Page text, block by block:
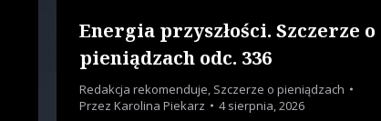
Energia przyszłości. Szczerze o
pieniądzach odc. 336
Redakcja rekomenduje, Szczerze o pieniądzach
Przez Karolina Piekarz 4 sierpnia, 2026